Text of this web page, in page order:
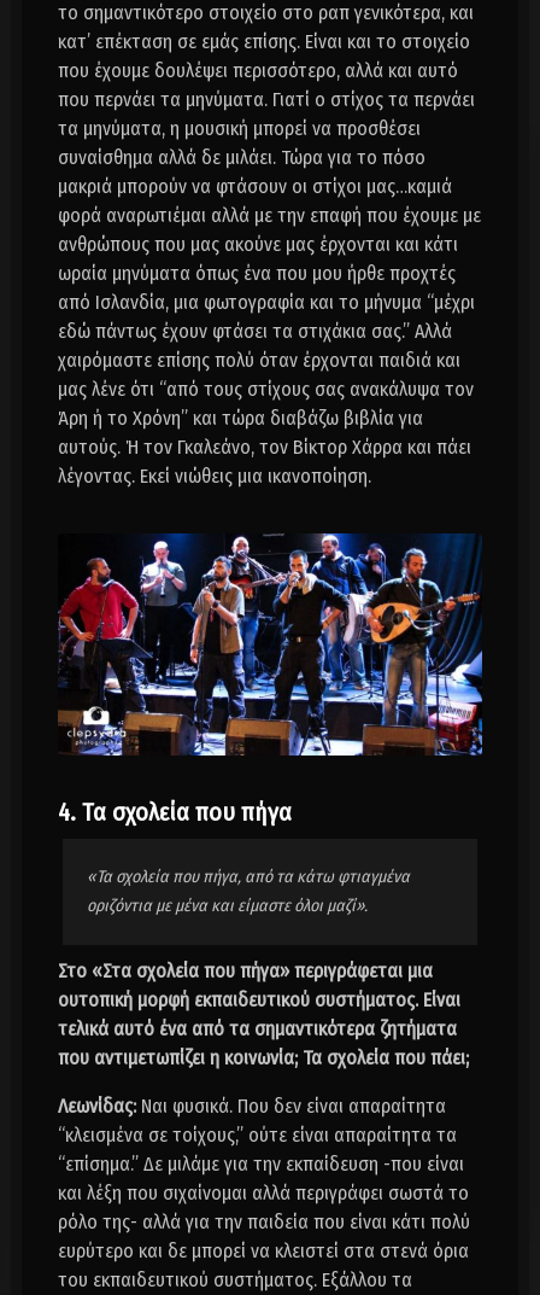
το σημαντικότερο στοιχείο στο ραπ γενικότερα, και
κατ’ επέκταση σε εμάς επίσης. Είναι και το στοιχείο
που έχουμε δουλέψει περισσότερο, αλλά και αυτό
που περνάει τα μηνύματα. Γιατί ο στίχος τα περνάει
τα μηνύματα, η μουσική μπορεί να προσθέσει
συναίσθημα αλλά δε μιλάει. Τώρα για το πόσο
μακριά μπορούν να φτάσουν οι στίχοι μας…καμιά
φορά αναρωτιέμαι αλλά με την επαφή που έχουμε με
ανθρώπους που μας ακούνε μας έρχονται και κάτι
ωραία μηνύματα όπως ένα που μου ήρθε προχτές
από Ισλανδία, μια φωτογραφία και το μήνυμα “μέχρι
εδώ πάντως έχουν φτάσει τα στιχάκια σας.” Αλλά
χαιρόμαστε επίσης πολύ όταν έρχονται παιδιά και
μας λένε ότι “από τους στίχους σας ανακάλυψα τον
Άρη ή το Χρόνη” και τώρα διαβάζω βιβλία για
αυτούς. Ή τον Γκαλεάνο, τον Βίκτορ Χάρρα και πάει
λέγοντας. Εκεί νιώθεις μια ικανοποίηση.
4. Τα σχολεία που πήγα
«Τα σχολεία που πήγα, από τα κάτω φτιαγμένα
οριζόντια με μένα και είμαστε όλοι μαζί».
Στο «Στα σχολεία που πήγα» περιγράφεται μια
ουτοπική μορφή εκπαιδευτικού συστήματος. Είναι
τελικά αυτό ένα από τα σημαντικότερα ζητήματα
που αντιμετωπίζει η κοινωνία; Τα σχολεία που πάει;
Λεωνίδας:Ναι φυσικά. Που δεν είναι απαραίτητα
“κλεισμένα σε τοίχους,” ούτε είναι απαραίτητα τα
“επίσημα.” Δε μιλάμε για την εκπαίδευση -που είναι
και λέξη που σιχαίνομαι αλλά περιγράφει σωστά το
ρόλο της- αλλά για την παιδεία που είναι κάτι πολύ
ευρύτερο και δε μπορεί να κλειστεί στα στενά όρια
του εκπαιδευτικού συστήματος. Εξάλλου τα